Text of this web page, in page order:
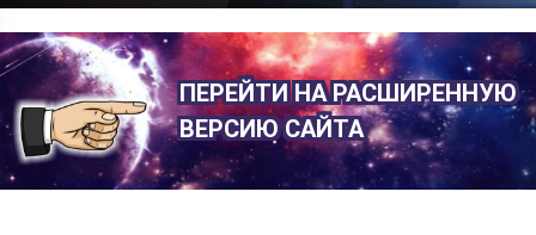
ПЕРЕЙТИ НА РАСШИРЕННУЮ
ВЕРСИЮ САЙТА